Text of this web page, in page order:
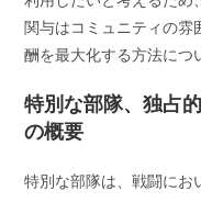
関与はコミュニティの雰
酬を最大化する方法につ
特別な部隊、独占
の概要
特別な部隊は、戦闘にお